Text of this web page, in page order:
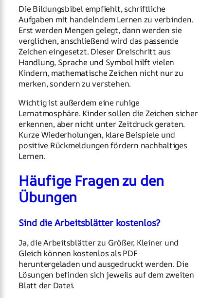
Die Bildungsbibel empfiehlt, schriftliche
Aufgaben mit handelndem Lernen zu verbinden.
Erst werden Mengen gelegt, dann werden sie
verglichen, anschließend wird das passende
Zeichen eingesetzt. Dieser Dreischritt aus
Handlung, Sprache und Symbol hilft vielen
Kindern, mathematische Zeichen nicht nur zu
merken, sondern zu verstehen.
Wichtig ist außerdem eine ruhige
Lernatmosphäre. Kinder sollen die Zeichen sicher
erkennen, aber nicht unter Zeitdruck geraten.
Kurze Wiederholungen, klare Beispiele und
positive Rückmeldungen fördern nachhaltiges
Lernen.
Häufige Fragen zu den
Übungen
Sind die Arbeitsblätter kostenlos?
Ja, die Arbeitsblätter zu Größer, Kleiner und
Gleich können kostenlos als PDF
heruntergeladen und ausgedruckt werden. Die
Lösungen befinden sich jeweils auf dem zweiten
Blatt der Datei.